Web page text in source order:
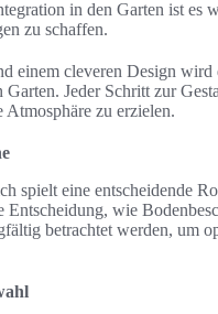
in den Garten ist es
zu schaffen.
einem cleveren Design
Jeder Schritt zur
Atmosphäre zu erzielen.
spielt eine entscheidende
Entscheidung, wie
betrachtet werden, um